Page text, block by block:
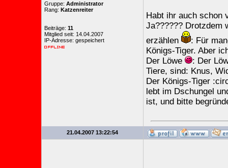
Gruppe: Administrator
Rang: Katzenreiter
Beiträge: 11
Mitglied seit: 14.04.2007
IP-Adresse: gespeichert
Habt ihr auch schon
Ja?????? Drotzdem
erzählen
: Für
Königs-Tiger. Aber
Der Löwe
: Der
Tiere, sind: Knus,
Der Königs-Tiger
lebt im Dschungel
ist, und bitte
21.04.2007 13:22:54